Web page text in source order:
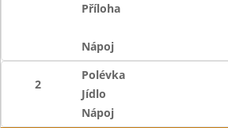
Příloha
Nápoj
2
Polévka
Jídlo
Nápoj